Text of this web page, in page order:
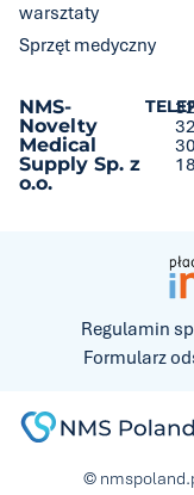
NMS-
Novelty
Medical
Supply Sp. z
o.o.
30
18
warsztaty
Sprzęt medyczny
Regulamin
Formularz
©